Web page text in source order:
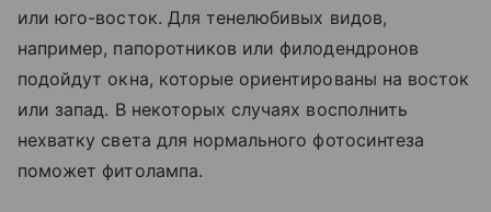
или юго-восток. Для тенелюбивых видов,
например, папоротников или филодендронов
подойдут окна, которые ориентированы на восток
или запад. В некоторых случаях восполнить
нехватку света для нормального фотосинтеза
поможет фитолампа.